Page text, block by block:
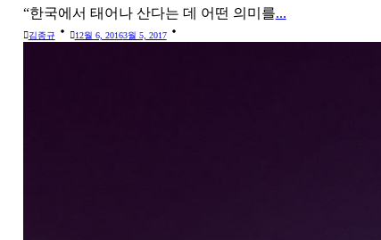
“한국에서 태어나 산다는 데 어떤 의미를...
김종규 12월 6, 20163월 5, 2017